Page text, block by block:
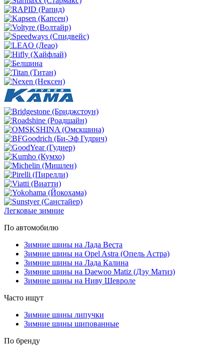
Легковые зимние
По автомобилю
Зимние шины на Лада Веста
Зимние шины на Opel Astra (Опель Астра)
Зимние шины на Лада Калина
Зимние шины на Daewoo Matiz (Дэу Матиз)
Зимние шины на Ниву Шевроле
Часто ищут
Зимние шины липучки
Зимние шины шипованные
По бренду